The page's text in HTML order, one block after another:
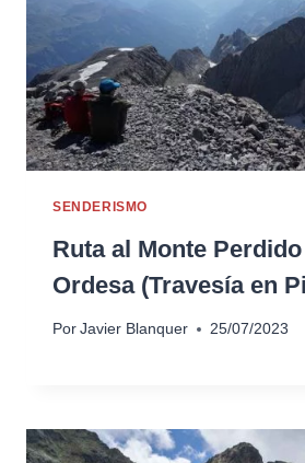
SENDERISMO
Ruta al Monte
Ordesa (Travesía en
Por Javier Blanquer 25/07/2023